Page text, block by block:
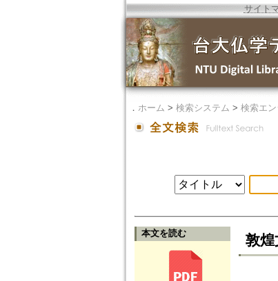
サイト
． ホーム > 検索システム > 検索エン
本文を読む 敦